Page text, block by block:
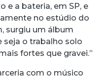
e a bateria, em SP, e
no estúdio do
surgiu um álbum
seja o trabalho solo
fortes que gravei.”
com o músico